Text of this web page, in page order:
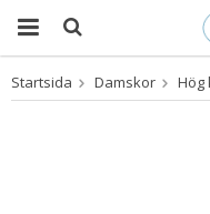
Produkten
Startsida Damskor Hög